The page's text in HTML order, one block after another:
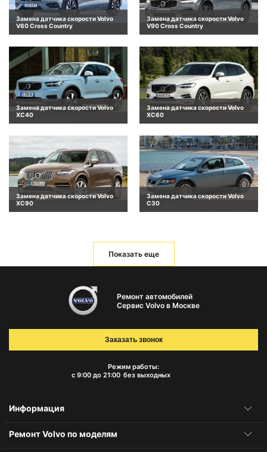
Замена датчика скорости Volvo
V60 Cross Country
Замена датчика скорости Volvo
V90 Cross Country
Замена датчика скорости Volvo
XC40
Замена датчика скорости Volvo
XC60
Замена датчика скорости Volvo
XC90
Замена датчика скорости Volvo
C30
Показать еще
Ремонт автомобилей
Сервис Volvo в Москве
Режим работы:
с 9:00 до 21:00 без выходных
Заказать звонок
Информация
Ремонт Volvo по моделям